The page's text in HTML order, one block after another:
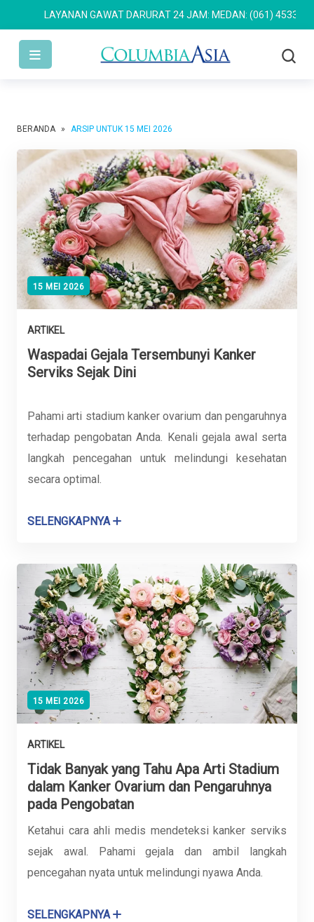
LAYANAN GAWAT DARURAT 24 JAM: MEDAN: (061) 4533 636
BERANDA » ARSIP UNTUK 15 MEI 2026
15 MEI 2026
ARTIKEL
Waspadai Gejala Tersembunyi Kanker
Serviks Sejak Dini
Pahami arti stadium kanker ovarium dan pengaruhnya
terhadap pengobatan Anda. Kenali gejala awal serta
langkah pencegahan untuk melindungi kesehatan
secara optimal.
SELENGKAPNYA
15 MEI 2026
ARTIKEL
Tidak Banyak yang Tahu Apa Arti Stadium
dalam Kanker Ovarium dan Pengaruhnya
pada Pengobatan
Ketahui cara ahli medis mendeteksi kanker serviks
sejak awal. Pahami gejala dan ambil langkah
pencegahan nyata untuk melindungi nyawa Anda.
SELENGKAPNYA